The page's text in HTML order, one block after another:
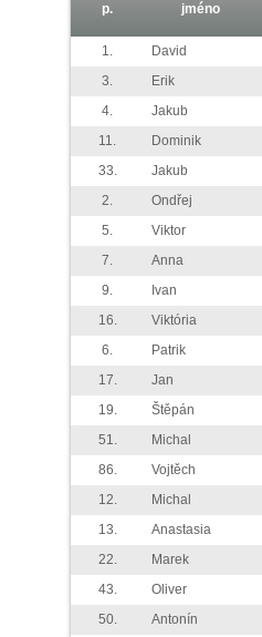
p. jméno
1. David
3.
Erik
4.
Jakub
11.
Dominik
33.
Jakub
2.
Ondřej
5.
Viktor
7.
Anna
9.
Ivan
16.
Viktória
6.
Patrik
17.
Jan
19.
Štěpán
51.
Michal
86.
Vojtěch
12.
Michal
13.
Anastasia
22.
Marek
43.
Oliver
50.
Antonín